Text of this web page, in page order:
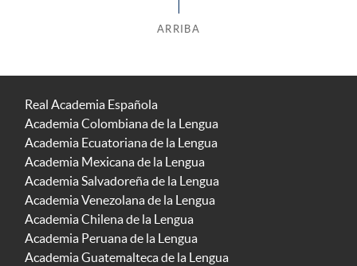
ARRIBA
Real Academia Española
Academia Colombiana de la Lengua
Academia Ecuatoriana de la Lengua
Academia Mexicana de la Lengua
Academia Salvadoreña de la Lengua
Academia Venezolana de la Lengua
Academia Chilena de la Lengua
Academia Peruana de la Lengua
Academia Guatemalteca de la Lengua